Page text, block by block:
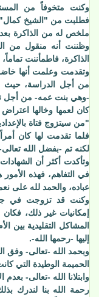
وكنت متخوفاً من
فطلبت من "الشيخ كمال"
ملخص له من الذاكرة
وظننت أنه منقول من
الذاكرة، فاطمأننت
وتقدمت وعلمت أنها
من أجل الدراسة، حيث
-وهي بنت عمه- من أجل
كان لعمها وخالها
"من سيتزوج فتاة
فلما تقدمت لها كان
لكنه تم -بفضل الله
وتأكدت أكثر أن
في التفاهم، فهذه
عباده، والحمد لله على
وكنت قد تزوجت في
إمكانيات غير ذلك،
المشاكل التقليدية بين
إليها -رحمها الله-.
وبحمد الله -تعالى- وفق
الحميمة الوطيدة التي كانت
وابتلانا الله -تعالى-
رحمة الله بنا لندرك